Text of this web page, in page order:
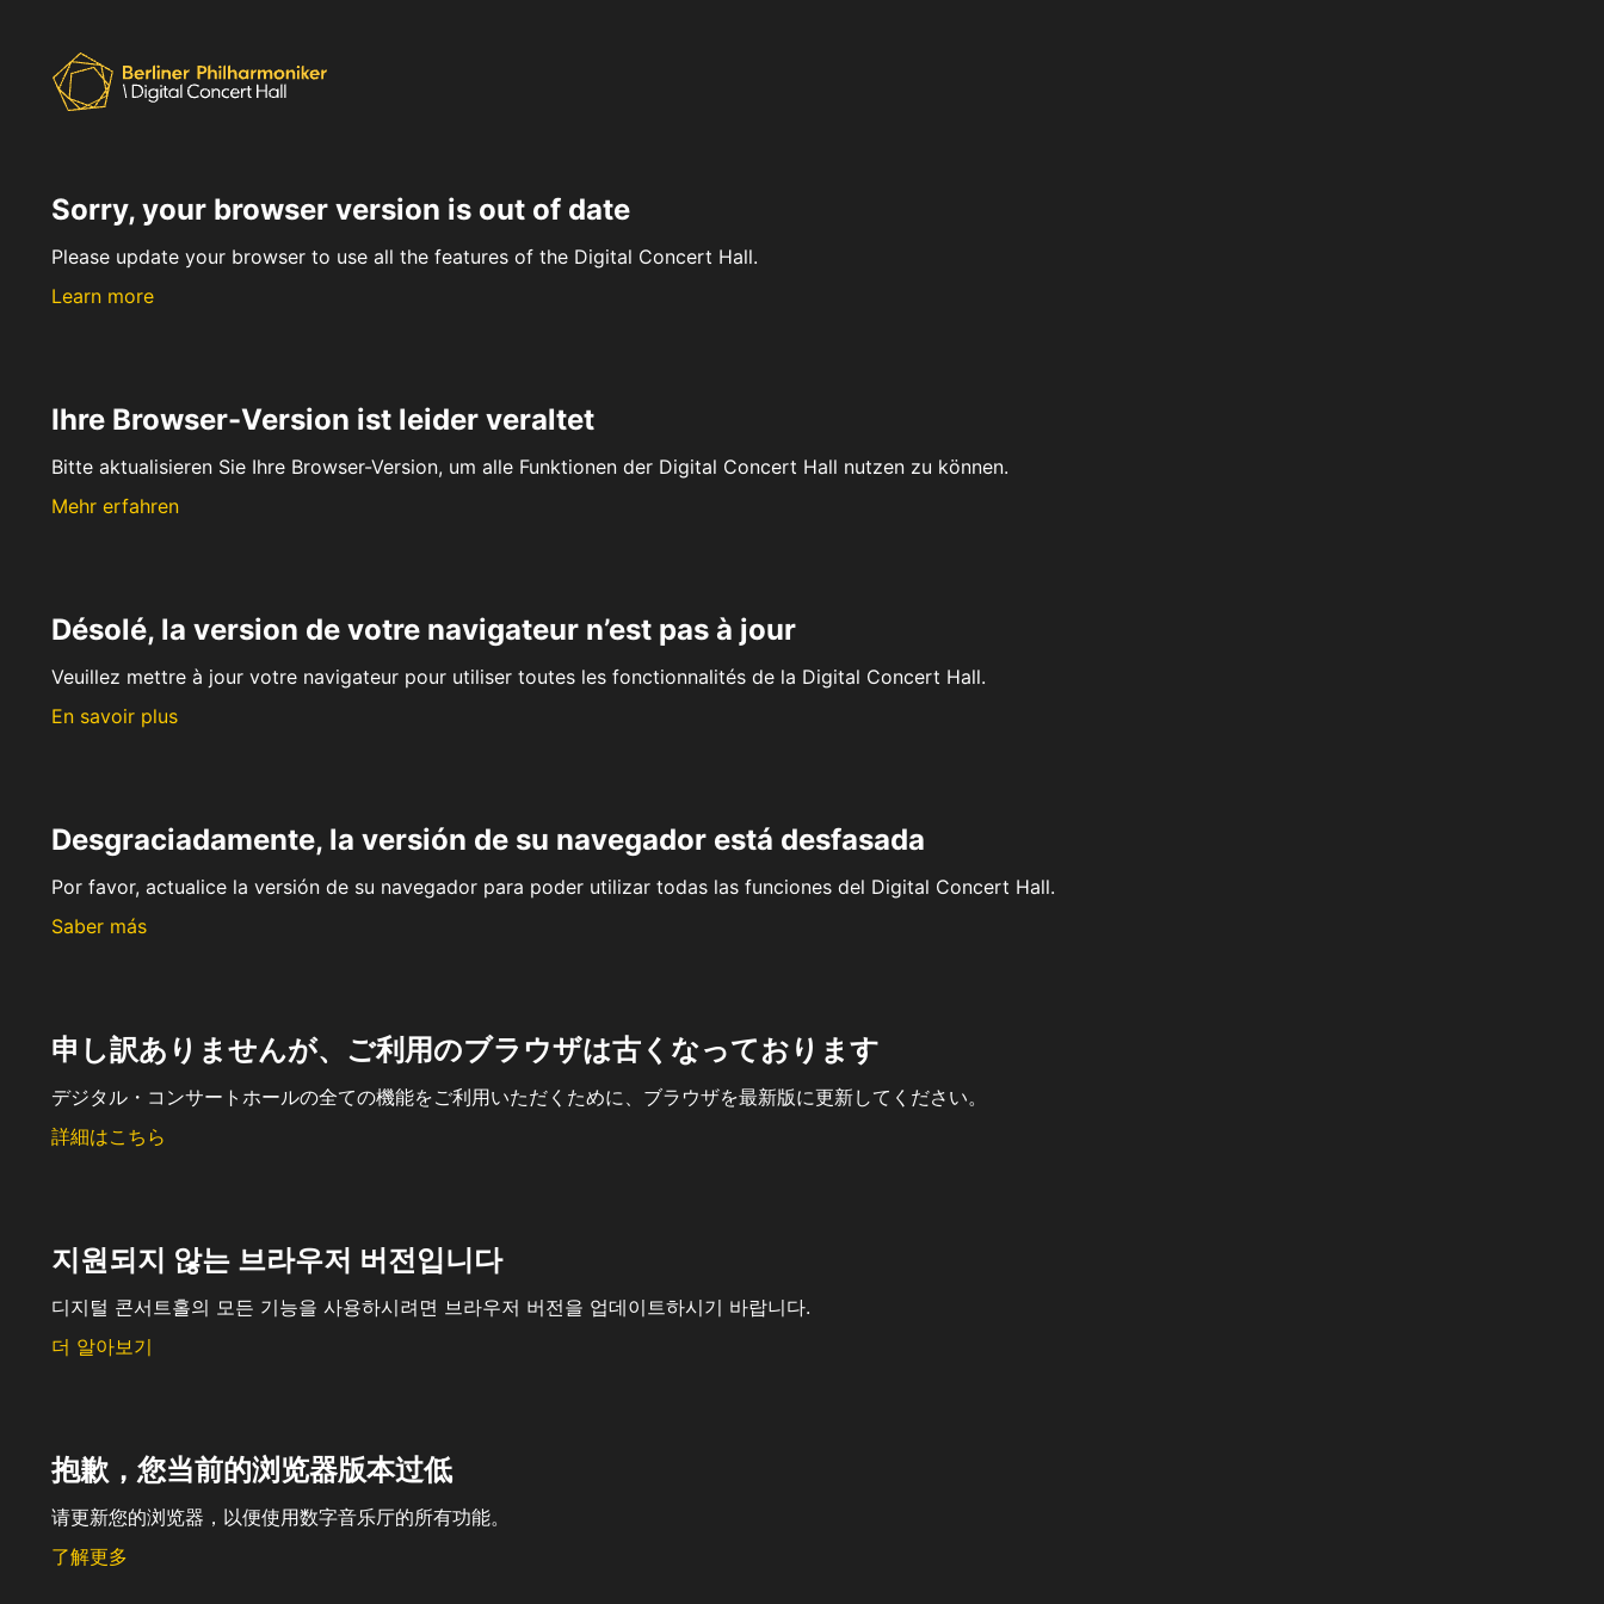
Sorry, your browser version is out of date
Please update your browser to use all the features of the Digital Concert Hall.
Learn more
Ihre Browser-Version ist leider veraltet
Bitte aktualisieren Sie Ihre Browser-Version, um alle Funktionen der Digital Concert Hall nutzen zu können.
Mehr erfahren
Désolé, la version de votre navigateur n’est pas à jour
Veuillez mettre à jour votre navigateur pour utiliser toutes les fonctionnalités de la Digital Concert Hall.
En savoir plus
Desgraciadamente, la versión de su navegador está desfasada
Por favor, actualice la versión de su navegador para poder utilizar todas las funciones del Digital Concert Hall.
Saber más
申し訳ありませんが、ご利用のブラウザは古くなっております
デジタル・コンサートホールの全ての機能をご利用いただくために、ブラウザを最新版に更新してください。
詳細はこちら
지원되지 않는 브라우저 버전입니다
디지털 콘서트홀의 모든 기능을 사용하시려면 브라우저 버전을 업데이트하시기 바랍니다.
더 알아보기
抱歉，您当前的浏览器版本过低
请更新您的浏览器，以便使用数字音乐厅的所有功能。
了解更多